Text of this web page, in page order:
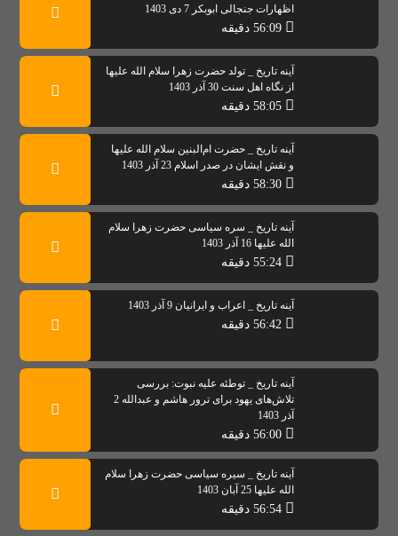
اظهارات جنجالی ابوبکر 7 دی 1403
آینه تاریخ _ تولد حضرت زهرا سلام الله علیها
از نگاه اهل سنت 30 آذر 1403
آینه تاریخ _ حضرت ام‌البنین سلام الله علیها
و نقش ایشان در صدر اسلام 23 آذر 1403
آینه تاریخ _ سره سیاسی حضرت زهرا سلام
الله علیها 16 آذر 1403
آینه تاریخ _ اعراب و ایرانیان 9 آذر 1403
آینه تاریخ _ توطئه علیه نبوت: بررسی
تلاش‌های یهود برای ترور هاشم و عبدالله 2
آذر 1403
آینه تاریخ _ سیره سیاسی حضرت زهرا سلام
الله علیها 25 آبان 1403